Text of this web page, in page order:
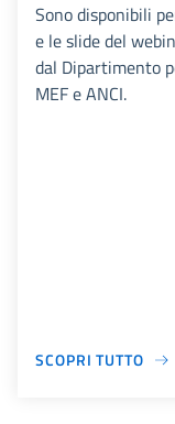
Sono disponibili
e le slide del
dal Dipartimento
MEF e ANCI.
SCOPRI TUTTO